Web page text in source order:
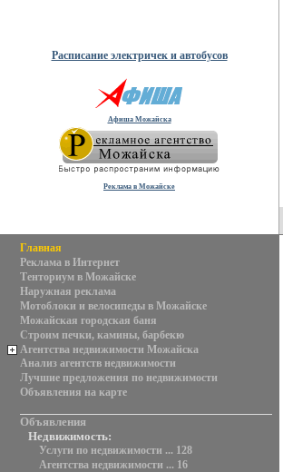
Расписание электричек и автобусов
Афиша Можайска
Реклама в Можайске
Главная
Реклама в Интернет
Тенториум в Можайске
Наружная реклама
Мотоблоки и велосипеды в Можайске
Можайская городская баня
Строим печки, камины, барбекю
Агентства недвижимости Можайска
Анализ агентств недвижимости
Лучшие предложения по недвижимости
Объявления на карте
Объявления
Недвижимость:
Услуги по недвижимости ... 128
Агентства недвижимости ... 16